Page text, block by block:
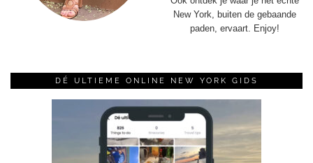
New York, buiten de gebaande
paden, ervaart. Enjoy!
DÉ ULTIEME ONLINE NEW YORK GIDS